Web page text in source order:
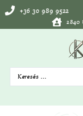
+36 30 989 9522
2840